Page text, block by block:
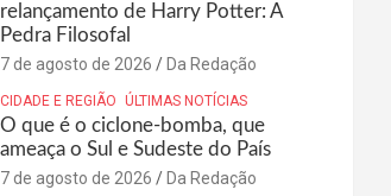
relançamento de Harry Potter: A
Pedra Filosofal
7 de agosto de 2026 Da Redação
CIDADE E REGIÃO ÚLTIMAS NOTÍCIAS
O que é o ciclone-bomba, que
ameaça o Sul e Sudeste do País
7 de agosto de 2026 Da Redação